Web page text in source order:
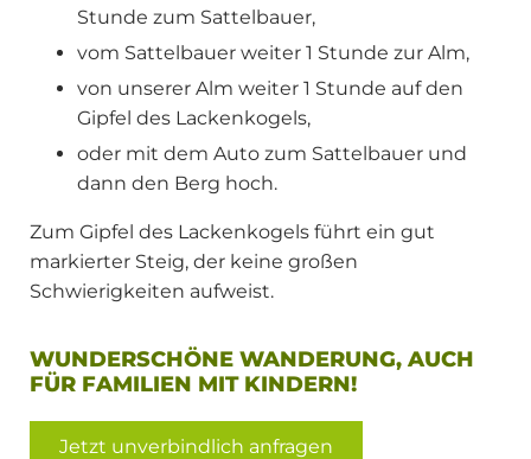
Stunde zum Sattelbauer,
vom Sattelbauer weiter 1 Stunde zur Alm,
von unserer Alm weiter 1 Stunde auf den
Gipfel des Lackenkogels,
oder mit dem Auto zum Sattelbauer und
dann den Berg hoch.
Zum Gipfel des Lackenkogels führt ein gut
markierter Steig, der keine großen
Schwierigkeiten aufweist.
WUNDERSCHÖNE WANDERUNG, AUCH
FÜR FAMILIEN MIT KINDERN!
Jetzt unverbindlich anfragen